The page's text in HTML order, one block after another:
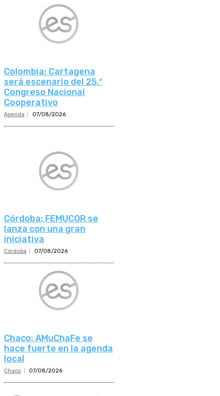
Colombia: Cartagena
será escenario del 25.º
Congreso Nacional
Cooperativo
Agenda 07/08/2026
Córdoba: FEMUCOR se
lanza con una gran
iniciativa
Córdoba 07/08/2026
Chaco: AMuChaFe se
hace fuerte en la agenda
local
Chaco 07/08/2026